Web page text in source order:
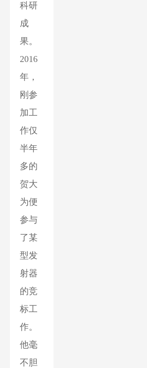
科研
成
果。
2016
年，
刚参
加工
作仅
半年
多的
贺大
为便
参与
了某
型发
射器
的竞
标工
作。
他毫
不胆